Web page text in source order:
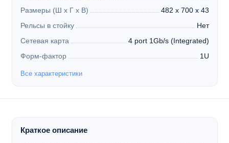
Размеры (Ш х Г х В)
482 x 700 x 43
Рельсы в стойку
Нет
Сетевая карта
4 port 1Gb/s (Integrated)
Форм-фактор
1U
Все характеристики
Краткое описание